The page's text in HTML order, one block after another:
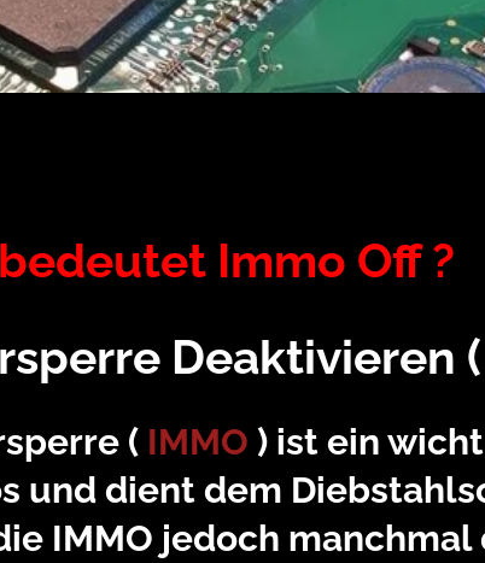
bedeutet Immo
Deaktivieren (
( IMMO ) ist ein
und dient dem
IMMO jedoch